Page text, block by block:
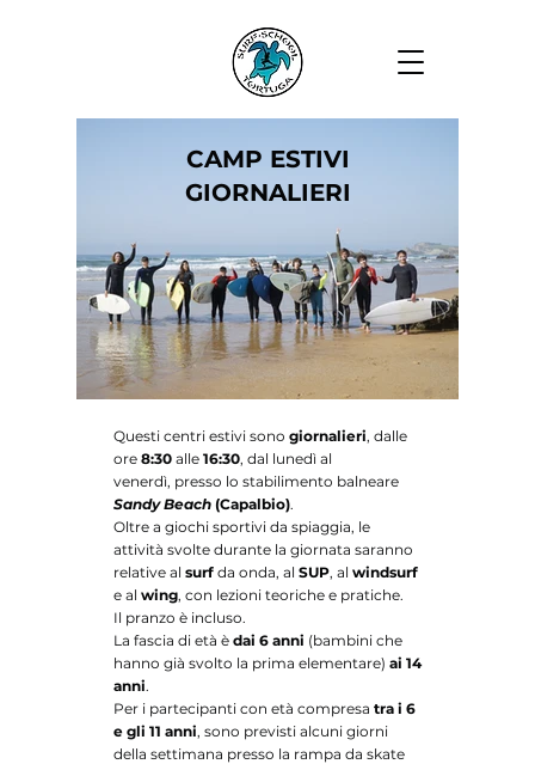
CAMP ESTIVI
GIORNALIERI
Questi centri estivi sono giornalieri, dalle
ore 8:30 alle 16:30, dal lunedì al
venerdì, presso lo stabilimento balneare
Sandy Beach (Capalbio).
Oltre a giochi sportivi da spiaggia, le
attività svolte durante la giornata saranno
relative al surf da onda, al SUP, al windsurf
e al wing, con lezioni teoriche e pratiche.
Il pranzo è incluso.
La fascia di età è dai 6 anni (bambini che
hanno già svolto la prima elementare) ai 14
anni.
Per i partecipanti con età compresa tra i 6
e gli 11 anni, sono previsti alcuni giorni
della settimana presso la rampa da skate